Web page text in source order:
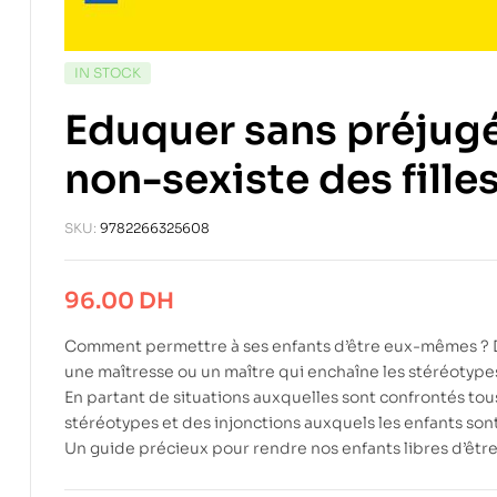
IN STOCK
Eduquer sans
non-sexiste des
SKU: 9782266325608
96.00 DH
Comment permettre à ses enfants d’être eux-mêmes
une maîtresse ou un maître qui enchaîne les
En partant de situations auxquelles sont confrontés
stéréotypes et des injonctions auxquels les enfants
Un guide précieux pour rendre nos enfants libres